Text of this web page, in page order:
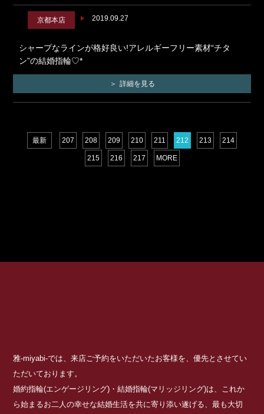
2019.09.27
京都本店
シャープなラインが格好良い!アレルギーフリー素材“チタ
ン”の結婚指輪♡*
詳細を見る
最新 207 208 209 210 211 212 213 214
215 216 217 MORE
雅-miyabi-では、来店ご予約をいただいたお客様を、優先とさせてい
ただいております。
婚約指輪(エンゲージリング)・結婚指輪(マリッジリング)は、これか
ら始まるお二人の幸せな結婚生活を共に寄り添い遂げる、最も大切